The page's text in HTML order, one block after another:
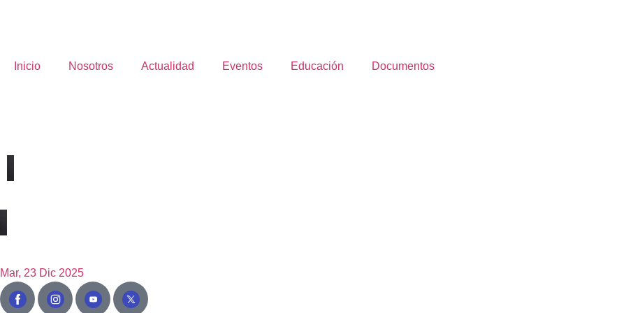
Inicio Nosotros Actualidad Eventos Educación Documentos
Mar, 23 Dic 2025